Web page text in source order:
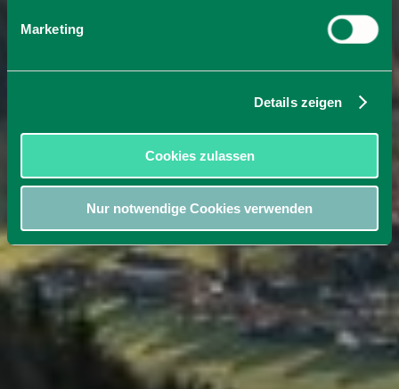
Marketing
Details zeigen
Cookies zulassen
Nur notwendige Cookies verwenden